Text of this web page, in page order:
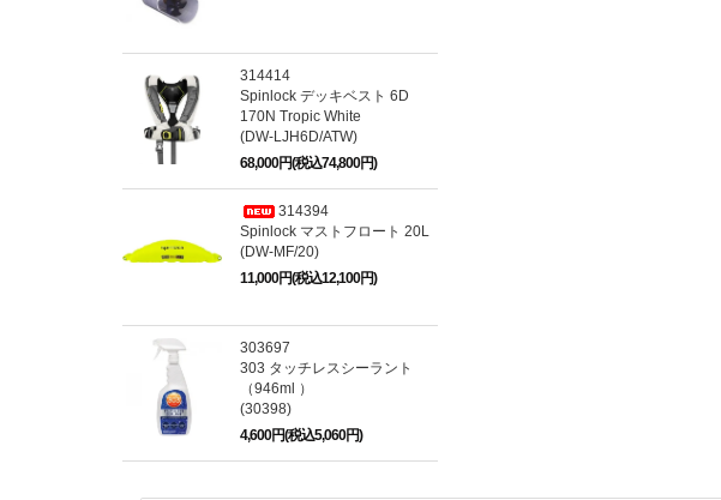
314414
Spinlock デッキベスト 6D
170N Tropic White
(DW-LJH6D/ATW)
68,000円(税込74,800円)
314394
Spinlock マストフロート 20L
(DW-MF/20)
11,000円(税込12,100円)
303697
303 タッチレスシーラント
（946ml ）
(30398)
4,600円(税込5,060円)